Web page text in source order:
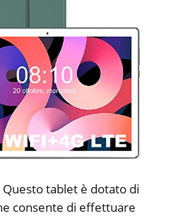
Questo tablet è dotato di
consente di effettuare